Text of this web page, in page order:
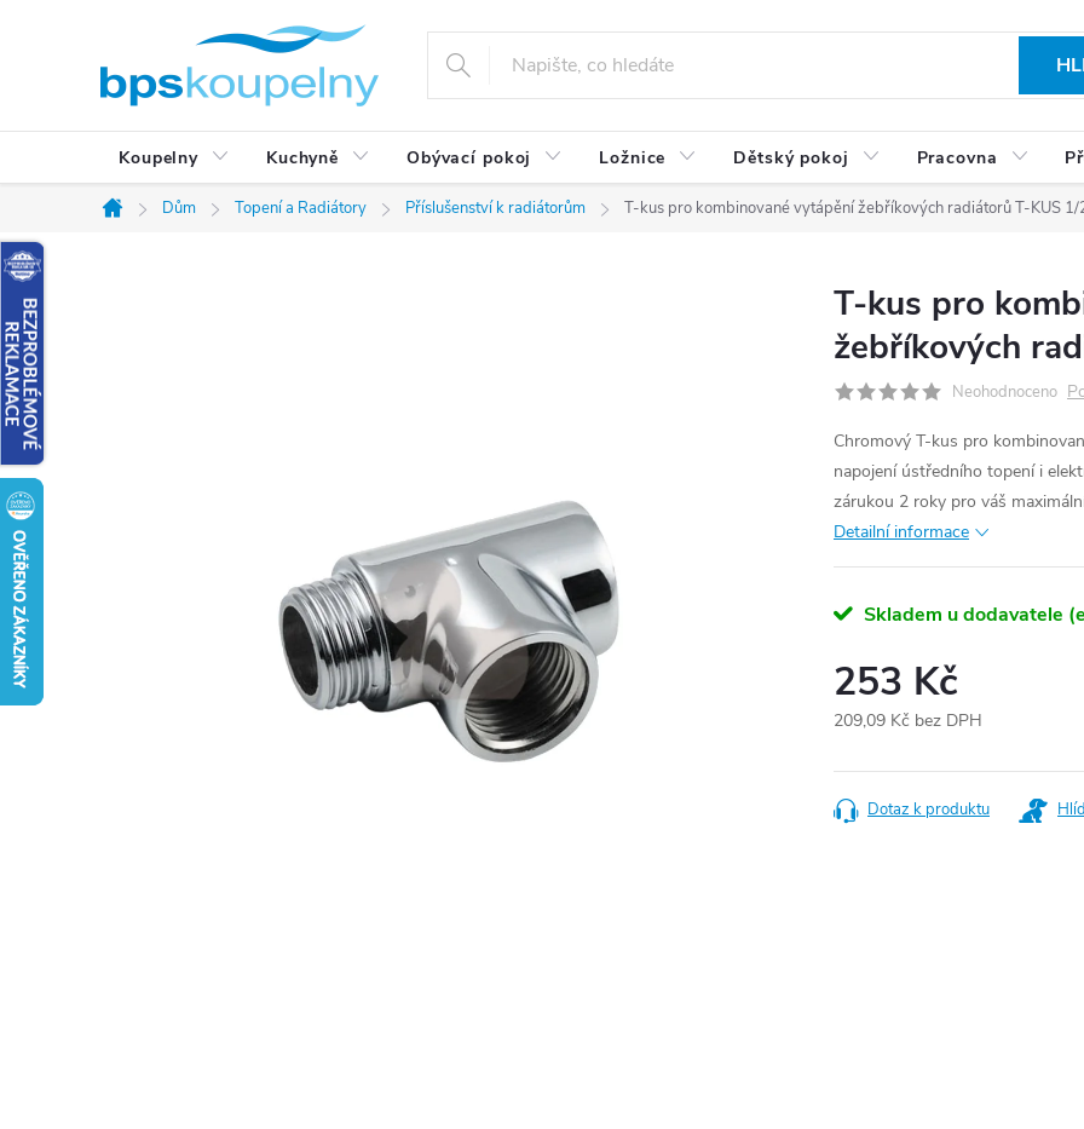
Koupelny Kuchyně Obývací pokoj Ložnice Dětský pokoj Pracovna
Domů
Dům Topení a Radiátory Příslušenství k radiátorům T-kus pro kombinované vytápění žebříkových radiátorů T-KUS 1/
T-kus pro
žebříkových
Neohodnoceno
Chromový T-kus pro
napojení ústředního topení i
zárukou 2 roky pro váš
Detailní informace
Skladem u dodavatele
253 Kč
209,09 Kč bez DPH
cena:
Dotaz k produktu